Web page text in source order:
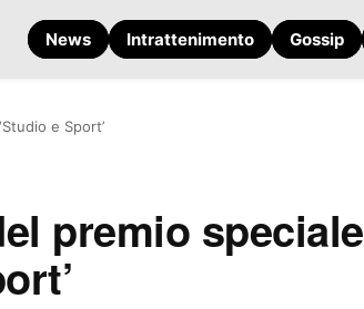
News Intrattenimento Gossip
e Sport’
premio speciale